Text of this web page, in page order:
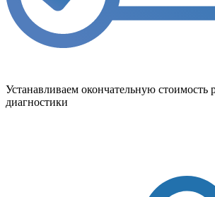
Устанавливаем окончательную стоимость
диагностики